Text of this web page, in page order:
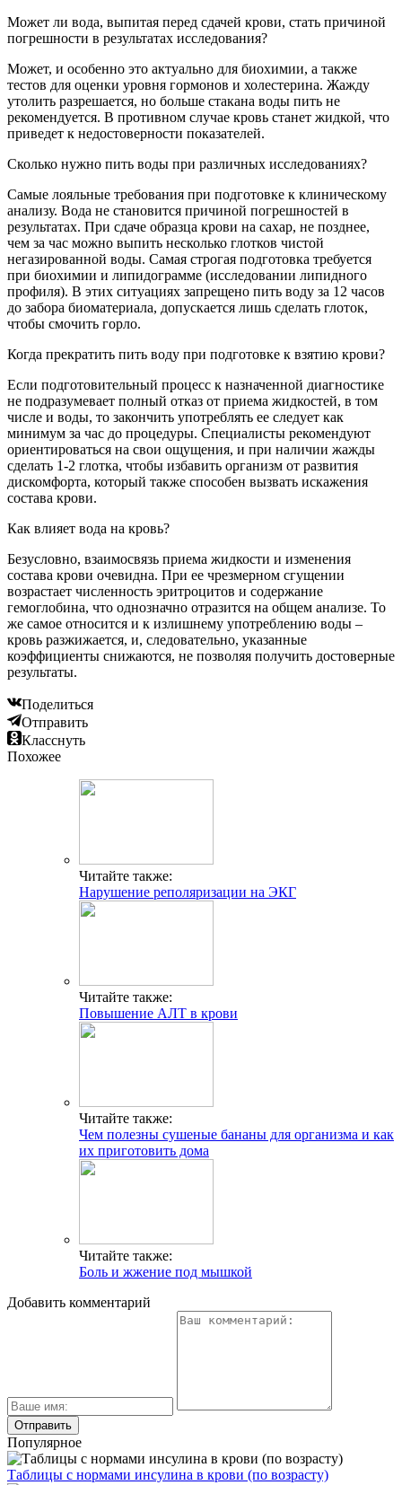
Может ли вода, выпитая перед сдачей крови, стать причиной
погрешности в результатах исследования?
Может, и особенно это актуально для биохимии, а также
тестов для оценки уровня гормонов и холестерина. Жажду
утолить разрешается, но больше стакана воды пить не
рекомендуется. В противном случае кровь станет жидкой, что
приведет к недостоверности показателей.
Сколько нужно пить воды при различных исследованиях?
Самые лояльные требования при подготовке к клиническому
анализу. Вода не становится причиной погрешностей в
результатах. При сдаче образца крови на сахар, не позднее,
чем за час можно выпить несколько глотков чистой
негазированной воды. Самая строгая подготовка требуется
при биохимии и липидограмме (исследовании липидного
профиля). В этих ситуациях запрещено пить воду за 12 часов
до забора биоматериала, допускается лишь сделать глоток,
чтобы смочить горло.
Когда прекратить пить воду при подготовке к взятию крови?
Если подготовительный процесс к назначенной диагностике
не подразумевает полный отказ от приема жидкостей, в том
числе и воды, то закончить употреблять ее следует как
минимум за час до процедуры. Специалисты рекомендуют
ориентироваться на свои ощущения, и при наличии жажды
сделать 1-2 глотка, чтобы избавить организм от развития
дискомфорта, который также способен вызвать искажения
состава крови.
Как влияет вода на кровь?
Безусловно, взаимосвязь приема жидкости и изменения
состава крови очевидна. При ее чрезмерном сгущении
возрастает численность эритроцитов и содержание
гемоглобина, что однозначно отразится на общем анализе. То
же самое относится и к излишнему употреблению воды –
кровь разжижается, и, следовательно, указанные
коэффициенты снижаются, не позволяя получить достоверные
результаты.
Поделиться
Отправить
Класснуть
Похожее
Читайте также:
Нарушение реполяризации на ЭКГ
Читайте также:
Повышение АЛТ в крови
Читайте также:
Чем полезны сушеные бананы для организма и как
их приготовить дома
Читайте также:
Боль и жжение под мышкой
Добавить комментарий
Популярное
Таблицы с нормами инсулина в крови (по возрасту)